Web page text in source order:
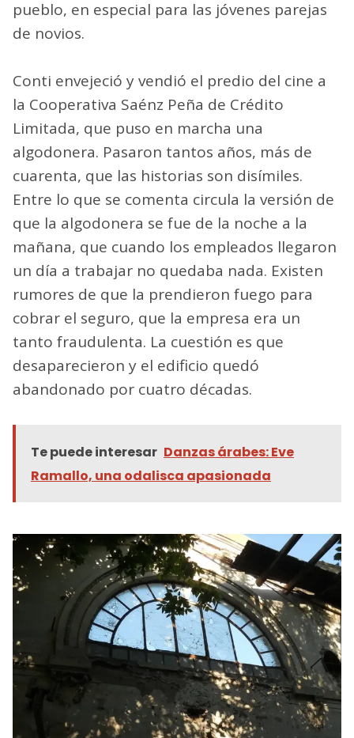
pueblo, en especial para las jóvenes parejas
de novios.
Conti envejeció y vendió el predio del cine a
la Cooperativa Saénz Peña de Crédito
Limitada, que puso en marcha una
algodonera. Pasaron tantos años, más de
cuarenta, que las historias son disímiles.
Entre lo que se comenta circula la versión de
que la algodonera se fue de la noche a la
mañana, que cuando los empleados llegaron
un día a trabajar no quedaba nada. Existen
rumores de que la prendieron fuego para
cobrar el seguro, que la empresa era un
tanto fraudulenta. La cuestión es que
desaparecieron y el edificio quedó
abandonado por cuatro décadas.
Te puede interesar Danzas árabes: Eve
Ramallo, una odalisca apasionada